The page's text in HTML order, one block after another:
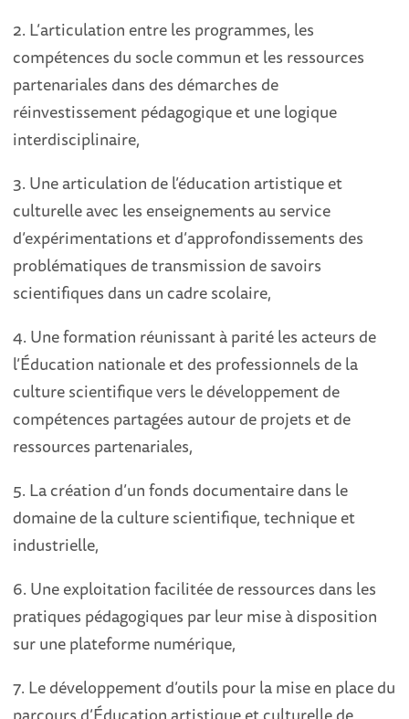
2. L’articulation entre les programmes, les
compétences du socle commun et les ressources
partenariales dans des démarches de
réinvestissement pédagogique et une logique
interdisciplinaire,
3. Une articulation de l’éducation artistique et
culturelle avec les enseignements au service
d’expérimentations et d’approfondissements des
problématiques de transmission de savoirs
scientifiques dans un cadre scolaire,
4. Une formation réunissant à parité les acteurs de
l’Éducation nationale et des professionnels de la
culture scientifique vers le développement de
compétences partagées autour de projets et de
ressources partenariales,
5. La création d’un fonds documentaire dans le
domaine de la culture scientifique, technique et
industrielle,
6. Une exploitation facilitée de ressources dans les
pratiques pédagogiques par leur mise à disposition
sur une plateforme numérique,
7. Le développement d’outils pour la mise en place du